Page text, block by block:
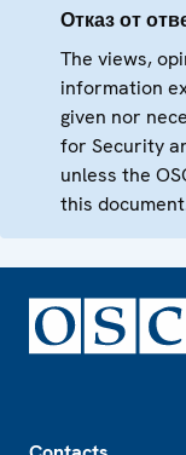
Отказ от
The views,
information
given nor
for Security
unless the
this